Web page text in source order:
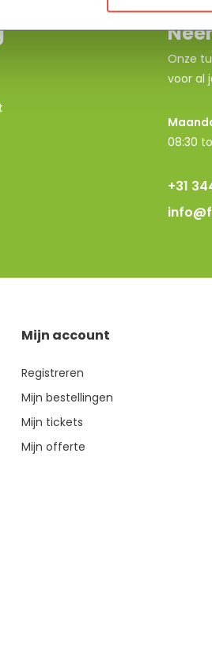
Onze
voor al
08:30
+31
Mijn account
Registreren
Mijn bestellingen
Mijn tickets
Mijn offerte